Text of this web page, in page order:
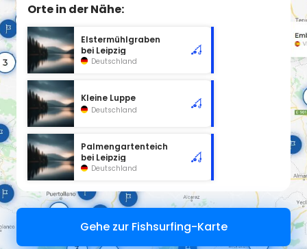
Orte in der Nähe:
Elstermühlgraben
bei Leipzig
Deutschland
Kleine Luppe
Deutschland
Palmengartenteich
bei Leipzig
Deutschland
Gehe zur Fishsurfing-Karte